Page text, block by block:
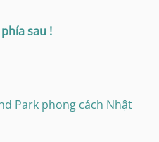
sau !
Park phong cách Nhật